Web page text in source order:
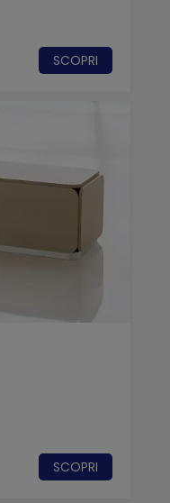
SCOPRI
SCOPRI